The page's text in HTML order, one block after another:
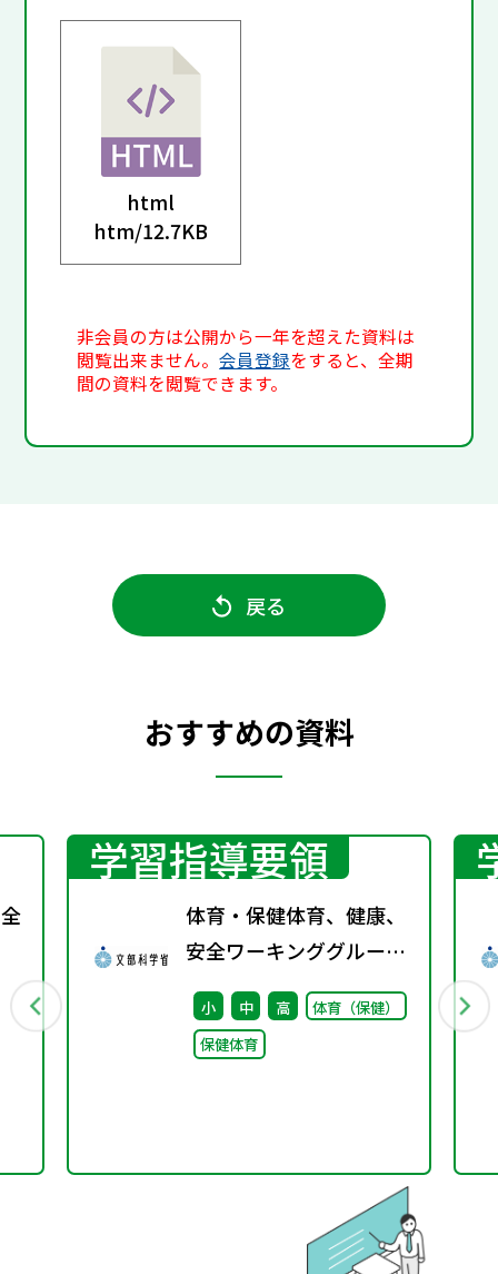
html
htm/12.7KB
非会員の方は公開から一年を超えた資料は
閲覧出来ません。会員登録をすると、全期
間の資料を閲覧できます。
戻る
おすすめの資料
学習指導要領
体育・保健体育、健康、
安全ワーキンググループ
取りまとめ（案）※会議
後修正
小 中 高
体育（保健）
保健体育